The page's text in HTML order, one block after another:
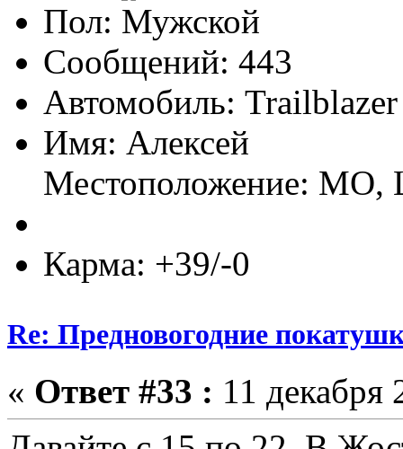
Пол:
Сообщений: 443
Автомобиль:
Имя: Алексей
Местоположение: МО,
Карма: +39/-0
Re: Предновогодние
« Ответ #33 : 11 декабря